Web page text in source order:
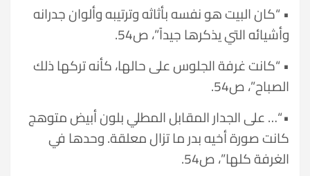
• “كان البيت هو نفسه بأثاثه وترتيبه وألوان جدرانه
وأشيائه التي يذكرها جيداً”، ص54.
• “كانت غرفة الجلوس على حالها، كأنه تركها ذلك
الصباح”، ص54.
• “… على الجدار المقابل المطلي بلون أبيض متوهج
كانت صورة أخيه بدر ما تزال معلقة. وحدها في
الغرفة كلها”، ص54.